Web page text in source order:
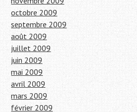
octobre 2009
septembre 2009
août 2009
juillet 2009
juin 2009
mai 2009
avril 2009
mars 2009
février 2009